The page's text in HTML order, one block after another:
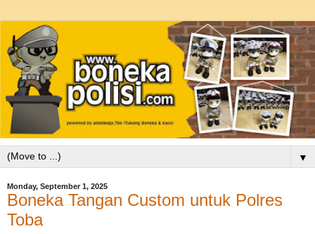
▼
Monday, September 1, 2025
Boneka Tangan Custom untuk Polres
Toba